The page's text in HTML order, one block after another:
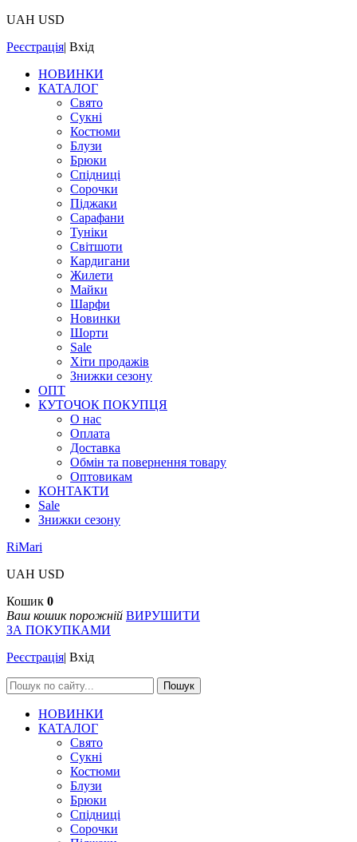
UAH USD
Реєстрація| Вхід
НОВИНКИ
КАТАЛОГ
Свято
Сукні
Костюми
Блузи
Брюки
Спідниці
Сорочки
Піджаки
Сарафани
Туніки
Світшоти
Кардигани
Жилети
Майки
Шарфи
Новинки
Шорти
Sale
Хіти продажів
Знижки сезону
ОПТ
КУТОЧОК ПОКУПЦЯ
О нас
Оплата
Доставка
Обмін та повернення товару
Оптовикам
КОНТАКТИ
Sale
Знижки сезону
RiMari
UAH USD
Кошик 0
Ваш кошик порожній ВИРУШИТИ
ЗА ПОКУПКАМИ
Реєстрація| Вхід
Пошук
НОВИНКИ
КАТАЛОГ
Свято
Сукні
Костюми
Блузи
Брюки
Спідниці
Сорочки